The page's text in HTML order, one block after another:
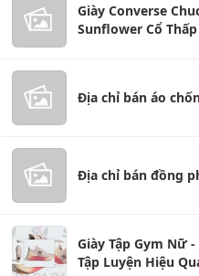
Giày Converse
Sunflower Cổ Thấp
Địa chỉ bán áo
Địa chỉ bán đồng
Giày Tập Gym Nữ
Tập Luyện Hiệu